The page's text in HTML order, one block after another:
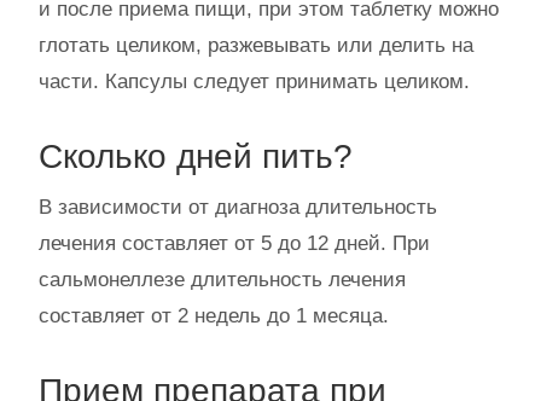
и после приема пищи, при этом таблетку можно
глотать целиком, разжевывать или делить на
части. Капсулы следует принимать целиком.
Сколько дней пить?
В зависимости от диагноза длительность
лечения составляет от 5 до 12 дней. При
сальмонеллезе длительность лечения
составляет от 2 недель до 1 месяца.
Прием препарата при